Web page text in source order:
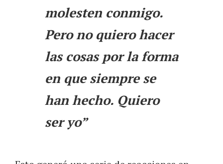
molesten conmigo.
Pero no quiero hacer
las cosas por la forma
en que siempre se
han hecho. Quiero
ser yo”